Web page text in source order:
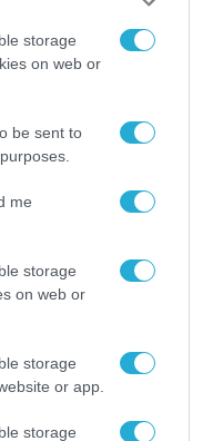
storage
on web or
be sent to
me
storage
on web or
storage
or app.
storage